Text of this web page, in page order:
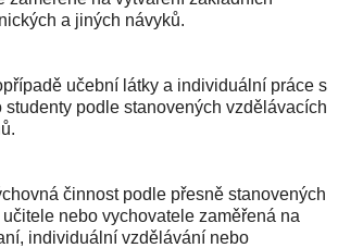
a jiných návyků.
učební látky a individuální práce s
studenty podle stanovených vzdělávacích
činnost podle přesně stanovených
nebo vychovatele zaměřená na
individuální vzdělávání nebo